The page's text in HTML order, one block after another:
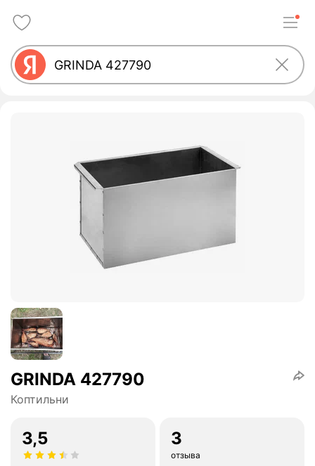
GRINDA 427790
Коптильни
3,5 3
отзыва